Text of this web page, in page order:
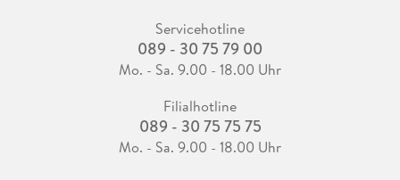
Servicehotline
089 - 30 75 79 00
Mo. - Sa. 9.00 - 18.00 Uhr
Filialhotline
089 - 30 75 75 75
Mo. - Sa. 9.00 - 18.00 Uhr